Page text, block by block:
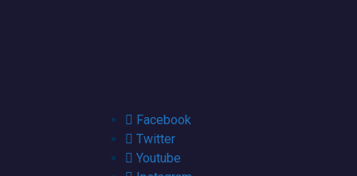
Facebook
Twitter
Youtube